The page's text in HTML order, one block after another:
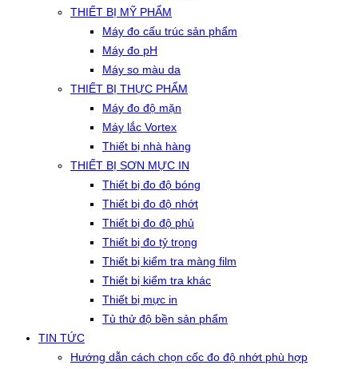
THIẾT BỊ MỸ PHẨM
Máy đo cấu trúc sản phẩm
Máy đo pH
Máy so màu da
THIẾT BỊ THỰC PHẨM
Máy đo độ mặn
Máy lắc Vortex
Thiết bị nhà hàng
THIẾT BỊ SƠN MỰC IN
Thiết bị đo độ bóng
Thiết bị đo độ nhớt
Thiết bị đo độ phủ
Thiết bị đo tỷ trọng
Thiết bị kiểm tra màng film
Thiết bị kiểm tra khác
Thiết bị mực in
Tủ thử độ bền sản phẩm
TIN TỨC
Hướng dẫn cách chọn cốc đo độ nhớt phù hợp